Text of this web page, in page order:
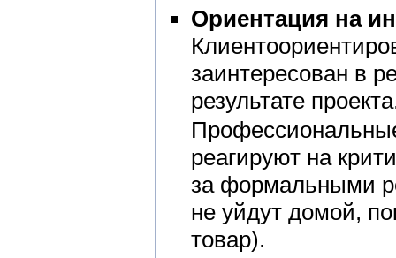
Ориентация на
заинтересован в
результате
реагируют на
за формальными
не уйдут домой,
товар).